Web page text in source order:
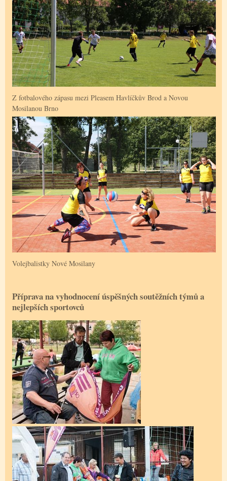
Z fotbalového zápasu mezi Pleasem Havlíčkův Brod a Novou
Mosilanou Brno
Volejbalistky Nové Mosilany
Příprava na vyhodnocení úspěšných soutěžních týmů a
nejlepších sportovců